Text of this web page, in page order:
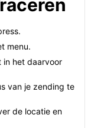
menu.
in het daarvoor
van je zending te
de locatie en